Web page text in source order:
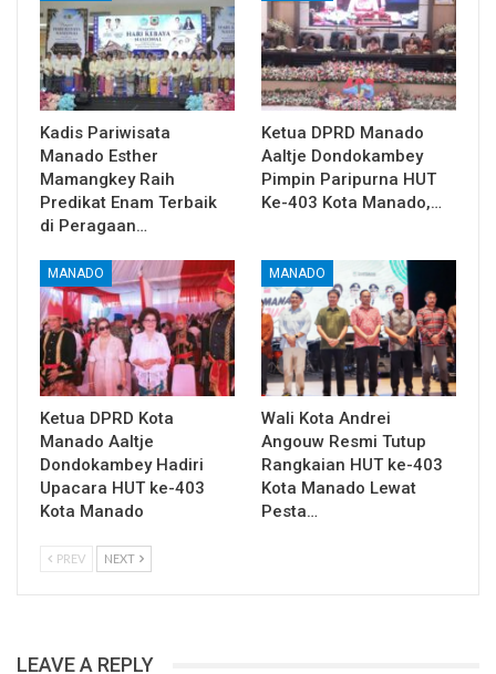
Kadis Pariwisata
Manado Esther
Mamangkey Raih
Predikat Enam Terbaik
di Peragaan…
Ketua DPRD Manado
Aaltje Dondokambey
Pimpin Paripurna HUT
Ke-403 Kota Manado,…
MANADO
Ketua DPRD Kota
Manado Aaltje
Dondokambey Hadiri
Upacara HUT ke-403
Kota Manado
MANADO
Wali Kota Andrei
Angouw Resmi Tutup
Rangkaian HUT ke-403
Kota Manado Lewat
Pesta…
PREV NEXT
LEAVE A REPLY